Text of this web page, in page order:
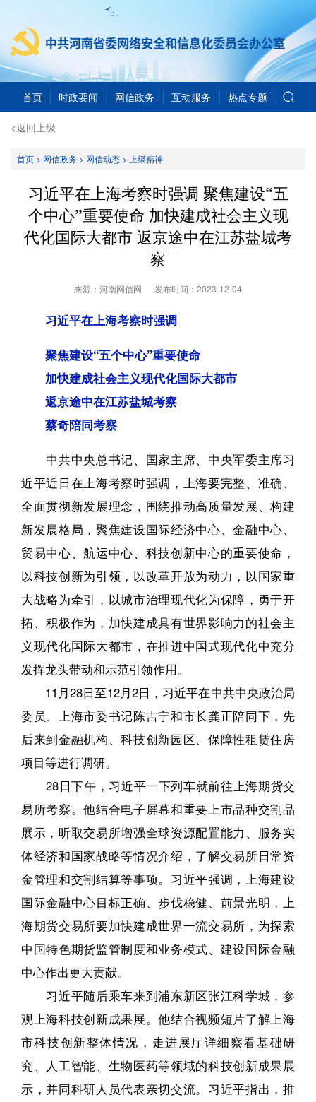
首页 时政要闻 网信政务 互动服务 热点专题
<返回上级
首页> 网信政务> 网信动态> 上级精神
习近平在上海考察时强调 聚焦建设“五
个中心”重要使命 加快建成社会主义现
代化国际大都市 返京途中在江苏盐城考
察
来源：河南网信网 发布时间： 2023-12-04
习近平在上海考察时强调
聚焦建设“五个中心”重要使命
加快建成社会主义现代化国际大都市
返京途中在江苏盐城考察
蔡奇陪同考察
中共中央总书记、国家主席、中央军委主席习
近平近日在上海考察时强调，上海要完整、准确、
全面贯彻新发展理念，围绕推动高质量发展、构建
新发展格局，聚焦建设国际经济中心、金融中心、
贸易中心、航运中心、科技创新中心的重要使命，
以科技创新为引领，以改革开放为动力，以国家重
大战略为牵引，以城市治理现代化为保障，勇于开
拓、积极作为，加快建成具有世界影响力的社会主
义现代化国际大都市，在推进中国式现代化中充分
发挥龙头带动和示范引领作用。
11月28日至12月2日，习近平在中共中央政治局
委员、上海市委书记陈吉宁和市长龚正陪同下，先
后来到金融机构、科技创新园区、保障性租赁住房
项目等进行调研。
28日下午，习近平一下列车就前往上海期货交
易所考察。他结合电子屏幕和重要上市品种交割品
展示，听取交易所增强全球资源配置能力、服务实
体经济和国家战略等情况介绍，了解交易所日常资
金管理和交割结算等事项。习近平强调，上海建设
国际金融中心目标正确、步伐稳健、前景光明，上
海期货交易所要加快建成世界一流交易所，为探索
中国特色期货监管制度和业务模式、建设国际金融
中心作出更大贡献。
习近平随后乘车来到浦东新区张江科学城，参
观上海科技创新成果展。他结合视频短片了解上海
市科技创新整体情况，走进展厅详细察看基础研
究、人工智能、生物医药等领域的科技创新成果展
示，并同科研人员代表亲切交流。习近平指出，推